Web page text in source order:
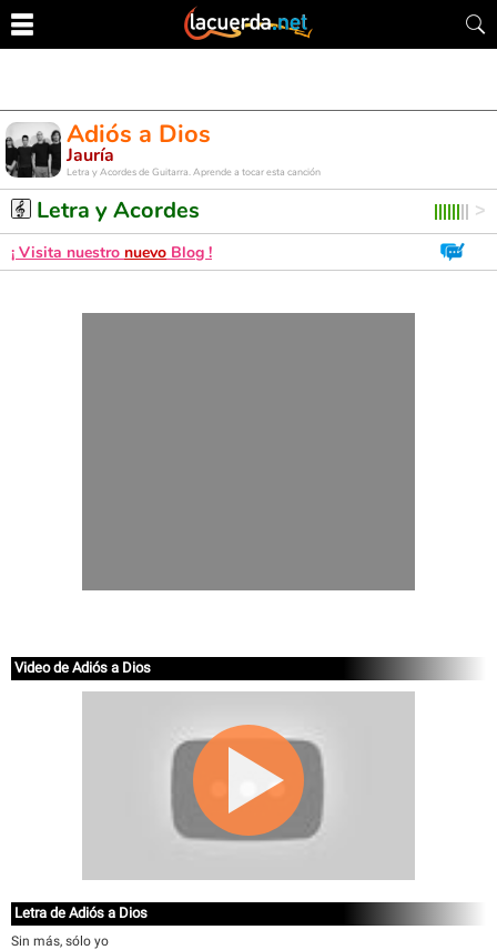
Adiós a Dios
Jauría
Letra y Acordes de Guitarra. Aprende a tocar esta canción
Letra y Acordes
¡ Visita nuestro nuevo Blog !
Video de Adiós a Dios
Letra de Adiós a Dios
Sin más, sólo yo